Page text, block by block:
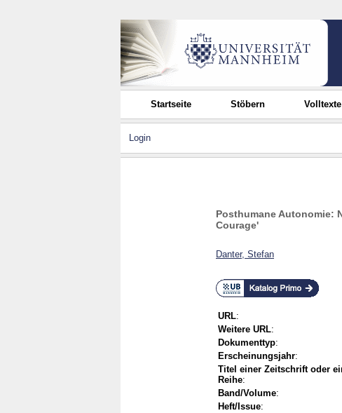
Startseite Stöbern Volltexte
Login
Posthumane Autonomie:
Courage'
Danter, Stefan
URL:
Weitere URL:
Dokumenttyp:
Erscheinungsjahr:
Titel einer Zeitschrift oder
Reihe:
Band/Volume:
Heft/Issue: